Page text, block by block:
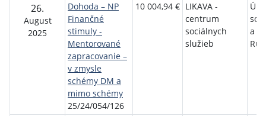
26.
August
2025
Dohoda – NP
Finančné
stimuly -
Mentorované
zapracovanie –
v zmysle
schémy DM a
mimo schémy
25/24/054/126
10 004,94 € LIKAVA -
centrum
sociálnych
služieb
a